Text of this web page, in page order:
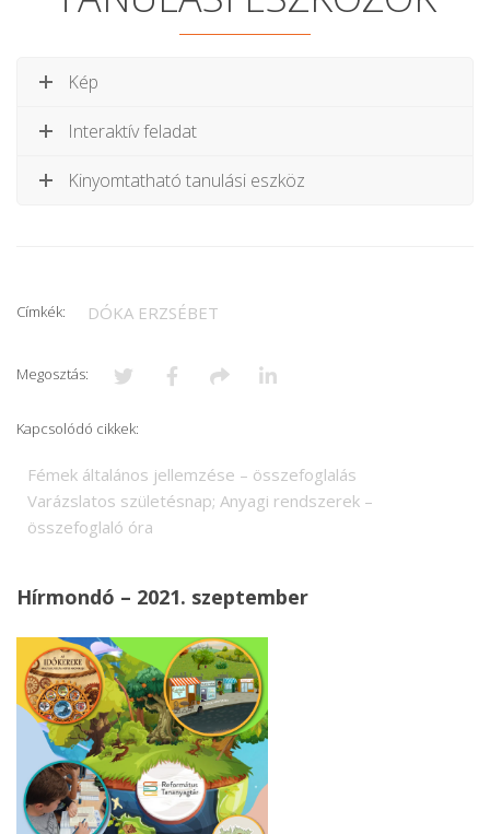
Kép
Interaktív feladat
Kinyomtatható tanulási eszköz
Címkék: DÓKA ERZSÉBET
Megosztás:
Kapcsolódó cikkek:
Fémek általános jellemzése – összefoglalás
Varázslatos születésnap; Anyagi rendszerek –
összefoglaló óra
Hírmondó – 2021. szeptember